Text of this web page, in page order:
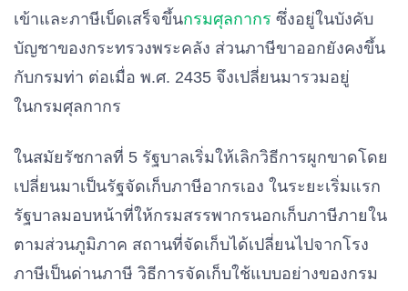
เข้าและภาษีเบ็ดเสร็จขึ้นกรมศุลกากร ซึ่งอยู่ในบังคับ
บัญชาของกระทรวงพระคลัง ส่วนภาษีขาออกยังคงขึ้น
กับกรมท่า ต่อเมื่อ พ.ศ. 2435 จึงเปลี่ยนมารวมอยู่
ในกรมศุลกากร
ในสมัยรัชกาลที่ 5 รัฐบาลเริ่มให้เลิกวิธีการผูกขาดโดย
เปลี่ยนมาเป็นรัฐจัดเก็บภาษีอากรเอง ในระยะเริ่มแรก
รัฐบาลมอบหน้าที่ให้กรมสรรพากรนอกเก็บภาษีภายใน
ตามส่วนภูมิภาค สถานที่จัดเก็บได้เปลี่ยนไปจากโรง
ภาษีเป็นด่านภาษี วิธีการจัดเก็บใช้แบบอย่างของกรม